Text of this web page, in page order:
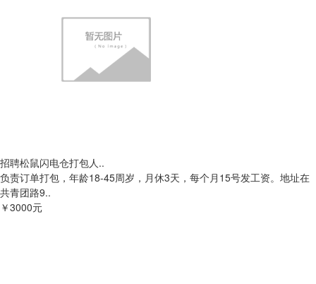
招聘松鼠闪电仓打包人..
负责订单打包，年龄18-45周岁，月休3天，每个月15号发工资。地址在
共青团路9..
￥3000元